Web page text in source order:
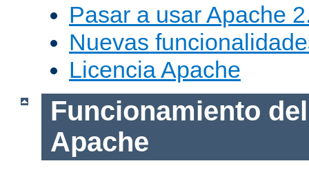
Pasar a usar Apache
Nuevas
Licencia Apache
Funcionamiento
Apache